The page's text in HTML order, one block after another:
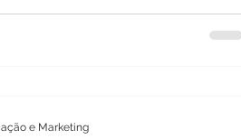
e Marketing